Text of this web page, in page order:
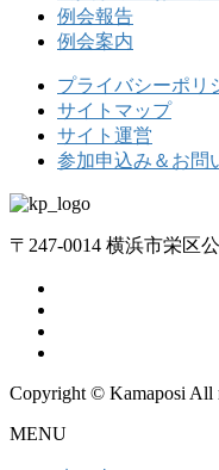
例会報告
例会案内
プライバシーポリ
サイトマップ
サイト運営
参加申込み＆お問
〒247-0014 横浜市栄区
Copyright © Kamaposi All
MENU